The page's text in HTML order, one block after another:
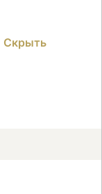
Скрыть